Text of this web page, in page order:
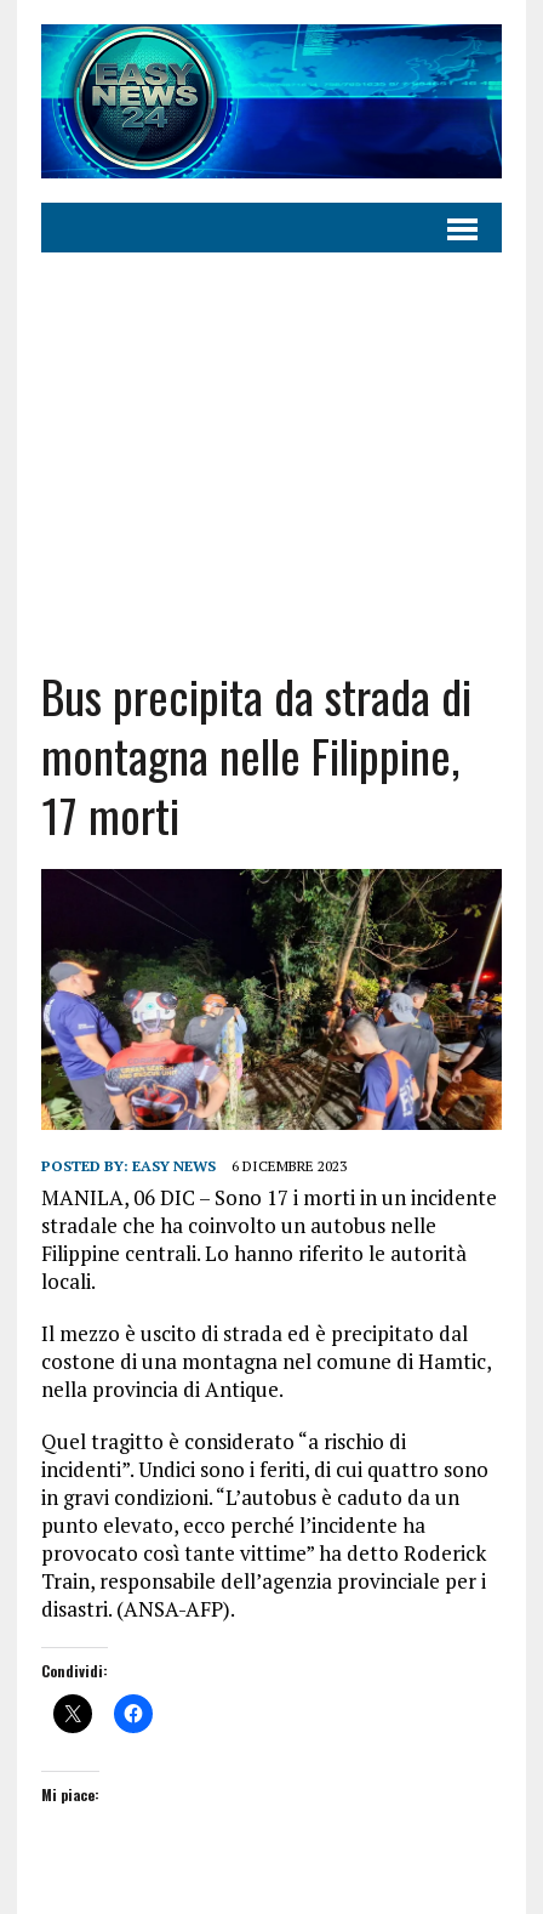
Bus precipita da strada di
montagna nelle Filippine,
17 morti
POSTED BY: EASY NEWS 6 DICEMBRE 2023
MANILA, 06 DIC – Sono 17 i morti in un incidente
stradale che ha coinvolto un autobus nelle
Filippine centrali. Lo hanno riferito le autorità
locali.
Il mezzo è uscito di strada ed è precipitato dal
costone di una montagna nel comune di Hamtic,
nella provincia di Antique.
Quel tragitto è considerato “a rischio di
incidenti”. Undici sono i feriti, di cui quattro sono
in gravi condizioni. “L’autobus è caduto da un
punto elevato, ecco perché l’incidente ha
provocato così tante vittime” ha detto Roderick
Train, responsabile dell’agenzia provinciale per i
disastri. (ANSA-AFP).
Condividi:
Mi piace: